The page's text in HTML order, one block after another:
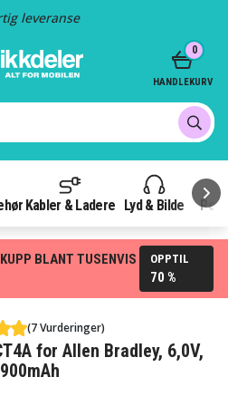
leveranse
Kabler & Ladere Lyd & Bilde
0
HANDLEKURV
BLANT TUSENVIS
OPPTIL
70 %
(7 Vurderinger)
for Allen Bradley, 6,0V,